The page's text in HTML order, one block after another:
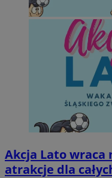
Akcja Lato wraca
atrakcje dla